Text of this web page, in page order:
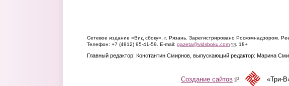
Сетевое издание «Вид сбоку», г. Рязань. Зарегистрировано Роскомнадзором.
Телефон: +7 (4912) 95-41-59. E-mail: gazeta@vidsboku.com(link sends e-mail)
. 18+
Главный редактор: Константин Смирнов, выпускающий редактор: Марина
Создание сайтов(link is external)
«Три-